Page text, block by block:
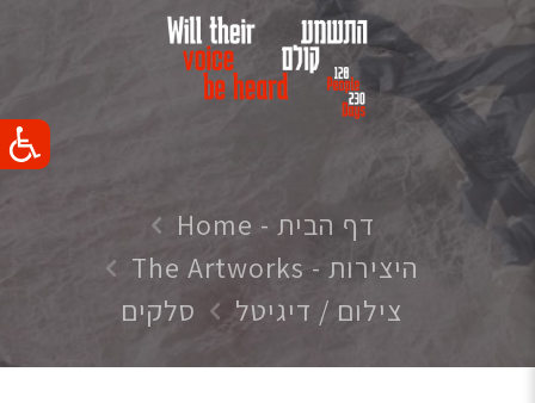
דף הבית - Home
היצירות - The Artworks
צילום / דיגיטל
סלקים